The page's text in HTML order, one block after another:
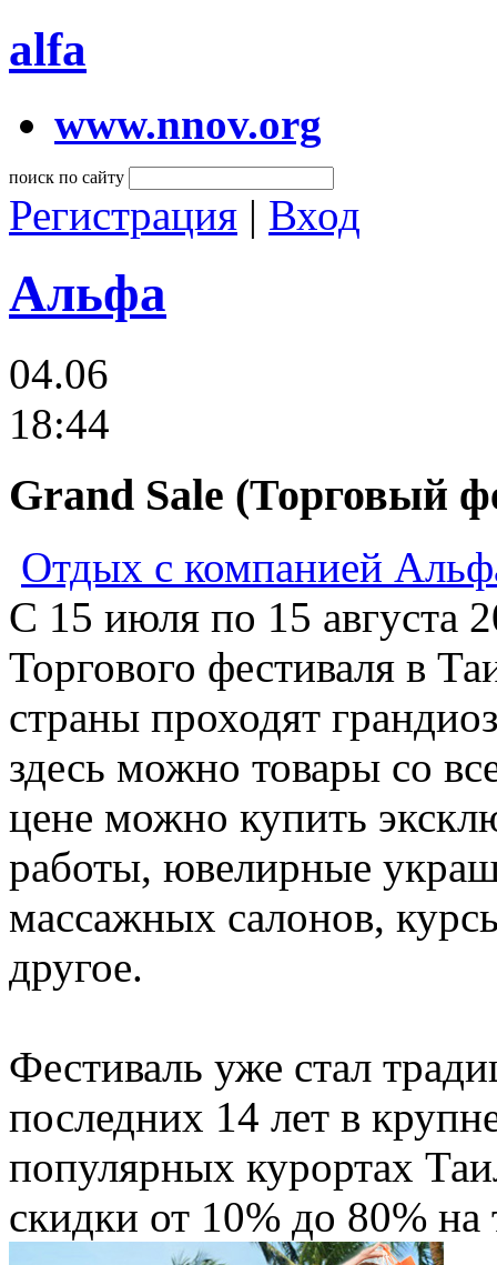
alfa
www.nnov.org
поиск по сайту
Регистрация | Вход
Альфа
04.06
18:44
Grand Sale (Торговый
Отдых с компанией
C 15 июля по 15 августа
Торгового фестиваля в
страны проходят
здесь можно товары со
цене можно купить
работы, ювелирные
массажных салонов,
другое.
Фестиваль уже стал
последних 14 лет в
популярных курортах
скидки от 10% до 80% на